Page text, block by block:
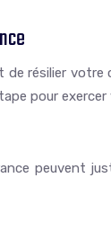
résilier
pour exercer
peuvent